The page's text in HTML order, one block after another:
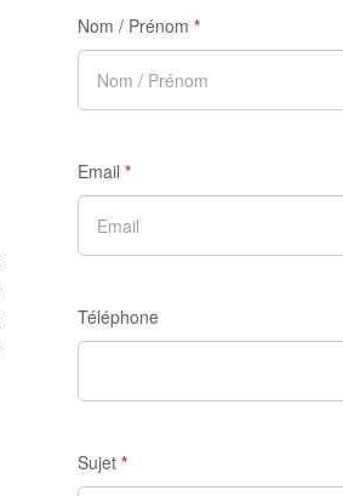
Nom / Prénom *
Email *
Téléphone
Sujet *